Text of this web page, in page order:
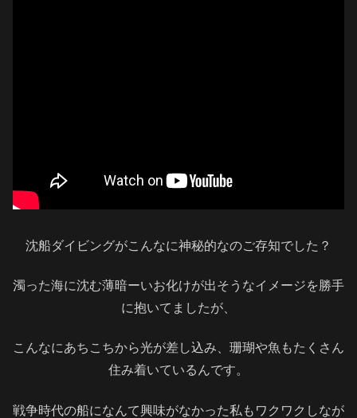
沈船ダイビングがこんなに神秘的なのご存知でした？
濁った海に沈む薄暗ーいお化けが出そうなイメージを勝手
に抱いてましたが、
こんなにあちこちから光が差し込み、珊瑚や魚もたくさん
住み着いているんです。
戦争時代の船になんて興味がなかった私もワクワクしなが